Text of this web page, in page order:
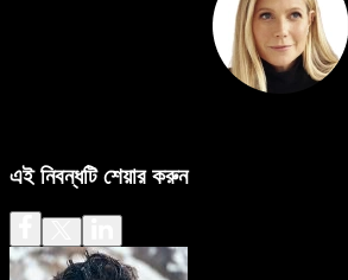
এই নিবন্ধটি শেয়ার করুন